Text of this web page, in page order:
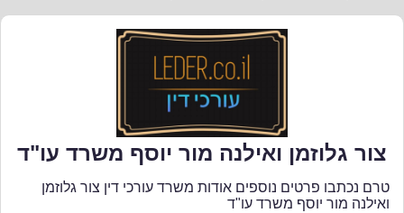
צור גלוזמן ואילנה מור יוסף משרד עו"ד
טרם נכתבו פרטים נוספים אודות משרד עורכי דין צור גלוזמן
ואילנה מור יוסף משרד עו"ד